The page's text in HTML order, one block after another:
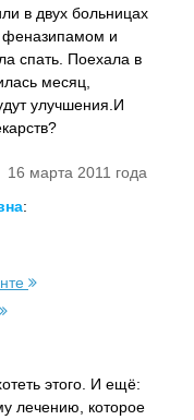
в двух больницах
феназипамом и
спать. Поехала в
месяц,
улучшения.И
16 марта 2011 года
:
этого. И ещё:
лечению, которое